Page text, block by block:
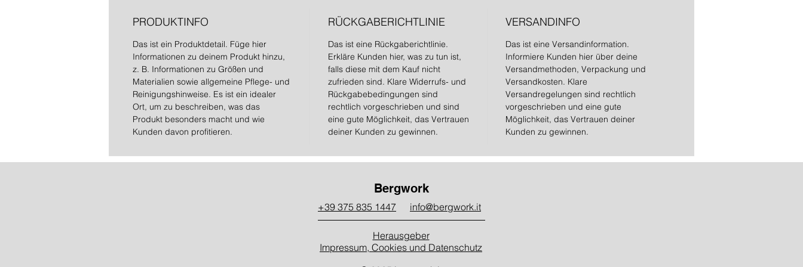
PRODUKTINFO
Das ist ein Produktdetail. Füge hier
Informationen zu deinem Produkt hinzu,
z. B. Informationen zu Größen und
Materialien sowie allgemeine Pflege- und
Reinigungshinweise. Es ist ein idealer
Ort, um zu beschreiben, was das
Produkt besonders macht und wie
Kunden davon profitieren.
RÜCKGABERICHTLINIE
Das ist eine Rückgaberichtlinie.
Erkläre Kunden hier, was zu tun ist,
falls diese mit dem Kauf nicht
zufrieden sind. Klare Widerrufs- und
Rückgabebedingungen sind
rechtlich vorgeschrieben und sind
eine gute Möglichkeit, das Vertrauen
deiner Kunden zu gewinnen.
VERSANDINFO
Das ist eine Versandinformation.
Informiere Kunden hier über deine
Versandmethoden, Verpackung und
Versandkosten. Klare
Versandregelungen sind rechtlich
vorgeschrieben und eine gute
Möglichkeit, das Vertrauen deiner
Kunden zu gewinnen.
Bergwork
+39 375 835 1447 info@bergwork.it
Herausgeber
Impressum, Cookies und Datenschutz